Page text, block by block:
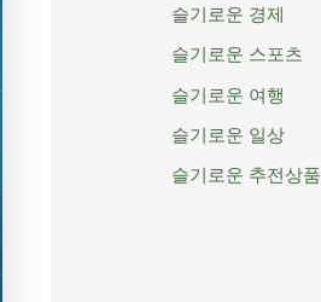
슬기로운 경제
슬기로운 스포츠
슬기로운 여행
슬기로운 일상
슬기로운 추전상품